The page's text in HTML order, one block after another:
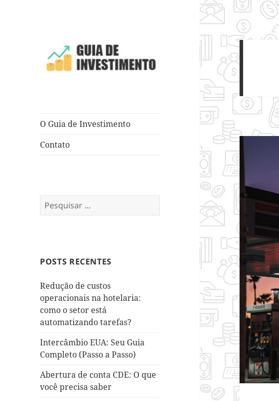
O Guia de Investimento
Contato
Pesquisar
por:
POSTS RECENTES
Redução de custos
operacionais na hotelaria:
como o setor está
automatizando tarefas?
Intercâmbio EUA: Seu Guia
Completo (Passo a Passo)
Abertura de conta CDE: O que
você precisa saber